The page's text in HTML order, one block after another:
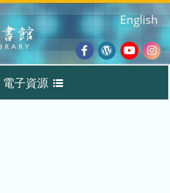
Facebook
Wordpress
English
電子資源